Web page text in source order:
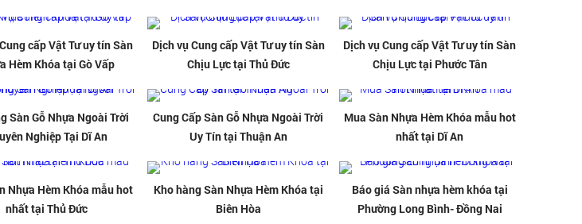
cấp Vật Tư uy tín Sàn
Hèm Khóa tại Gò Vấp
Dịch vụ Cung cấp Vật Tư uy tín Sàn
Chịu Lực tại Thủ Đức
Dịch vụ Cung cấp Vật Tư uy tín Sàn
Chịu Lực tại Phước Tân
Sàn Gỗ Nhựa Ngoài Trời
Nghiệp Tại Dĩ An
Cung Cấp Sàn Gỗ Nhựa Ngoài Trời
Uy Tín tại Thuận An
Mua Sàn Nhựa Hèm Khóa mẫu hot
nhất tại Dĩ An
Nhựa Hèm Khóa mẫu hot
nhất tại Thủ Đức
Kho hàng Sàn Nhựa Hèm Khóa tại
Biên Hòa
Báo giá Sàn nhựa hèm khóa tại
Phường Long Bình- Đồng Nai